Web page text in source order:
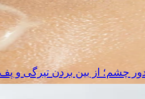
چشم؛ از بین بردن تیرگی و